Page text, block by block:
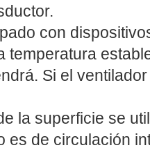
con
temperatura
Si el
la superficie se
es de circulación